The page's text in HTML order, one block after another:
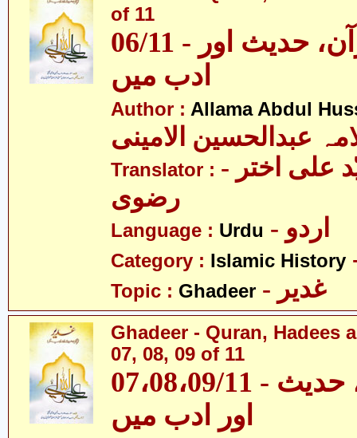
of 11
06/11 - غدیر - قرآن، حدیث اور
ادب میں
Author : Allama Abdul
عبدالحسین الامینی
Translator : - مولانا سیّد علی اختر
رضوی
Language : Urdu - اردو
Category : Islamic History
Topic : Ghadeer - غدیر
Ghadeer - Quran, Hadees
07, 08, 09 of 11
07،08،09/11 - غدیر - قرآن، حدیث
اور ادب میں